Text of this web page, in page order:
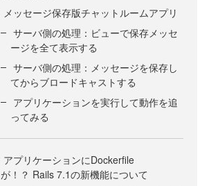
メッセージ保存版チャットルームアプリ
サーバ側の処理：ビューで保存メッセ
ージを全て表示する
サーバ側の処理：メッセージを保存し
てからブロードキャストする
アプリケーションを実行して動作を追
ってみる
アプリケーションにDockerfile
が！？ Rails 7.1の新機能について